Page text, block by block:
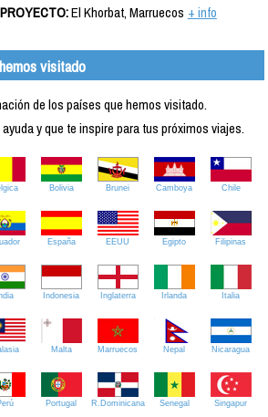
El Khorbat, Marruecos + info
visitado
de los países que hemos visitado.
y que te inspire para tus próximos viajes.
Bolivia Brunei Camboya Chile
España EEUU Egipto Filipinas
Indonesia Inglaterra Irlanda Italia
Malta Marruecos Nepal Nicaragua
Portugal R.Dominicana Senegal Singapur